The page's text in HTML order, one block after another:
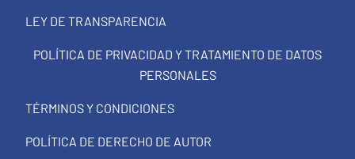
LEY DE TRANSPARENCIA
POLÍTICA DE PRIVACIDAD Y TRATAMIENTO DE DATOS
PERSONALES
TÉRMINOS Y CONDICIONES
POLÍTICA DE DERECHO DE AUTOR